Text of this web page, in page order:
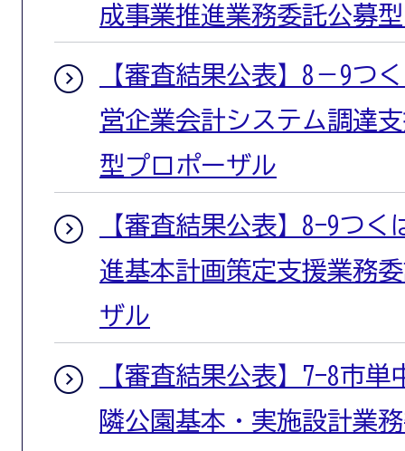
成事業推進業務委託公募
【審査結果公表】8－9つ
営企業会計システム調達
型プロポーザル
【審査結果公表】8-9つ
進基本計画策定支援業務
ザル
【審査結果公表】7-8市単
隣公園基本・実施設計業